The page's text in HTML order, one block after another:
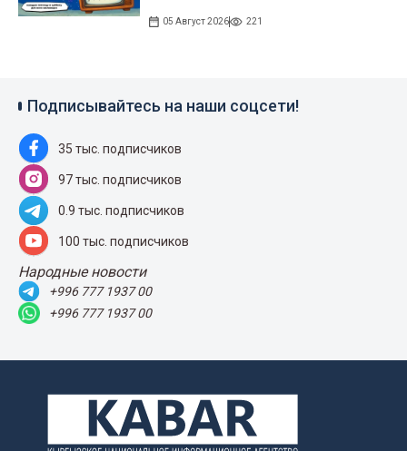
05 Август 2026 221
Подписывайтесь на наши соцсети!
35 тыс. подписчиков
97 тыс. подписчиков
0.9 тыс. подписчиков
100 тыс. подписчиков
Народные новости
+996 777 1937 00
+996 777 1937 00